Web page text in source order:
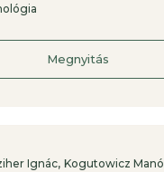
Megnyitás
Ignác, Kogutowicz Manó